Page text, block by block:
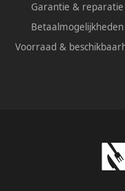
Garantie & reparatie
Betaalmogelijkheden
Voorraad &